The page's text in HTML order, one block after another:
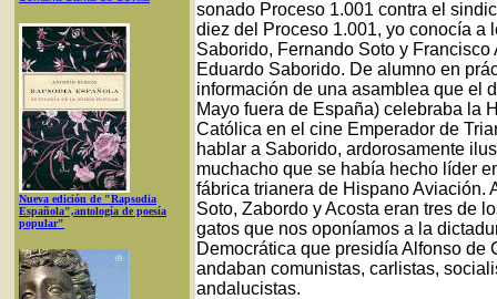
Nueva edición de "Rapsodia
Española",antología de poesía
popular"
sonado Proceso 1.001 contra el
diez del Proceso 1.001, yo conocía a
Saborido, Fernando Soto y
Eduardo Saborido. De alumno en
información de una asamblea que el
Mayo fuera de España) celebraba la
Católica en el cine Emperador de
hablar a Saborido, ardorosamente
muchacho que se había hecho líder
fábrica trianera de Hispano Aviación.
Soto, Zabordo y Acosta eran tres de
gatos que nos oponíamos a la
Democrática que presidía Alfonso de
andaban comunistas, carlistas,
andalucistas.